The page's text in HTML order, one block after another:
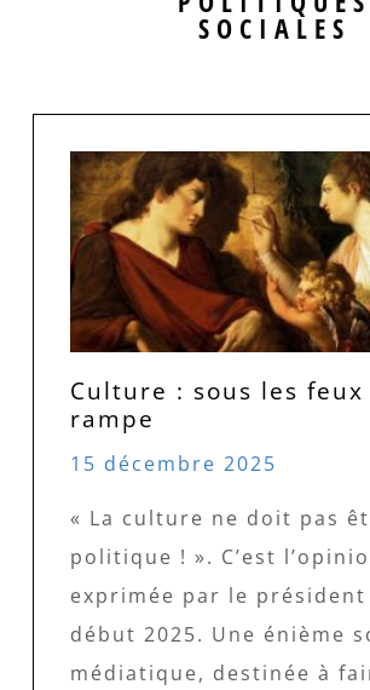
SOCIALES
Culture : sous les feux
rampe
15 décembre 2025
« La culture ne doit pas
politique ! ». C’est
exprimée par le président
début 2025. Une énième
médiatique, destinée à